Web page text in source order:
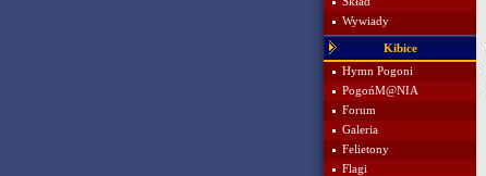
Wywiady
Kibice
Hymn Pogoni
PogońM@NIA
Forum
Galeria
Felietony
Flagi